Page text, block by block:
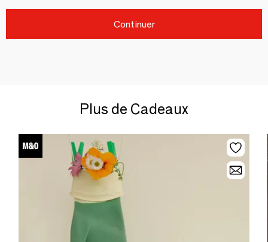
Continuer
Plus de Cadeaux